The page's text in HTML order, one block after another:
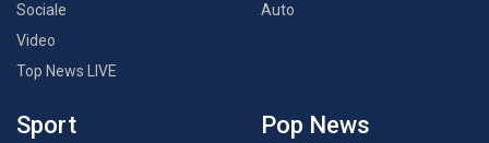
Sociale
Video
Top News LIVE
Auto
Sport Pop News